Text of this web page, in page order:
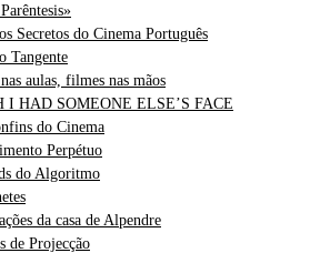
Secretos do Cinema Português
Tangente
aulas, filmes nas mãos
I HAD SOMEONE ELSE’S FACE
do Cinema
Perpétuo
do Algoritmo
da casa de Alpendre
de Projecção